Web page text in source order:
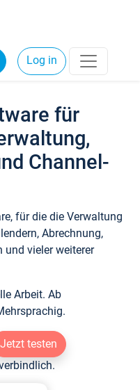
Log in
für
Channel-
für die die Verwaltung
Abrechnung,
und vieler weiterer
Arbeit. Ab
Jetzt testen